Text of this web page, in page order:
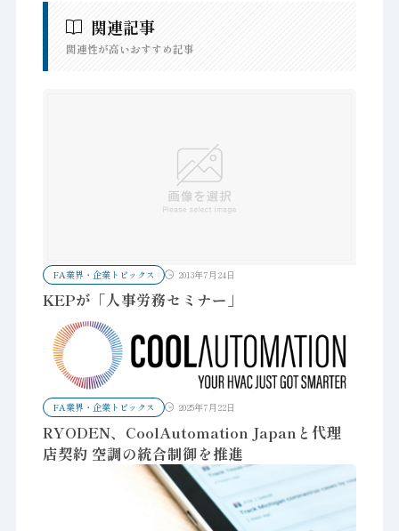
関連記事
関連性が高いおすすめ記事
FA業界・企業トピックス 2013年7月24日
KEPが「人事労務セミナー」
FA業界・企業トピックス 2025年7月22日
RYODEN、CoolAutomation Japanと代理
店契約 空調の統合制御を推進